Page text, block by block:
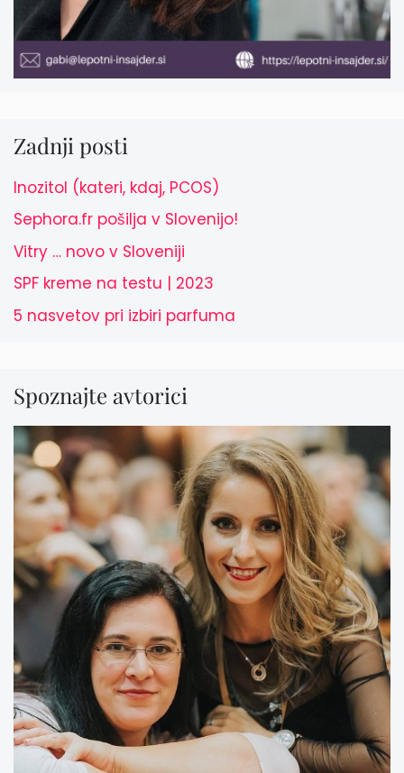
Zadnji posti
Inozitol (kateri, kdaj, PCOS)
Sephora.fr pošilja v Slovenijo!
Vitry … novo v Sloveniji
SPF kreme na testu | 2023
5 nasvetov pri izbiri parfuma
Spoznajte avtorici